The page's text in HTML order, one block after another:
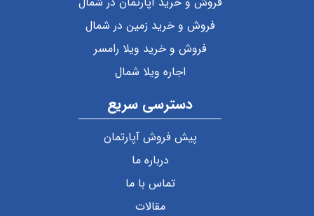
فروش و خرید زمین در شمال
فروش و خرید ویلا رامسر
اجاره ویلا شمال
دسترسی سریع
پیش فروش آپارتمان
درباره ما
تماس با ما
مقالات